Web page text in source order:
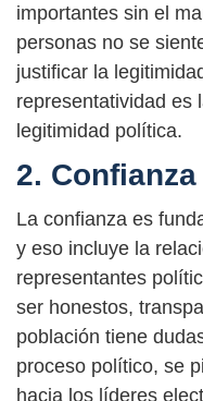
importantes sin el
personas no se
justificar la
representatividad es
legitimidad política.
2.
La confianza es
y eso incluye la
representantes
ser honestos,
población tiene
proceso político, se
hacia los líderes